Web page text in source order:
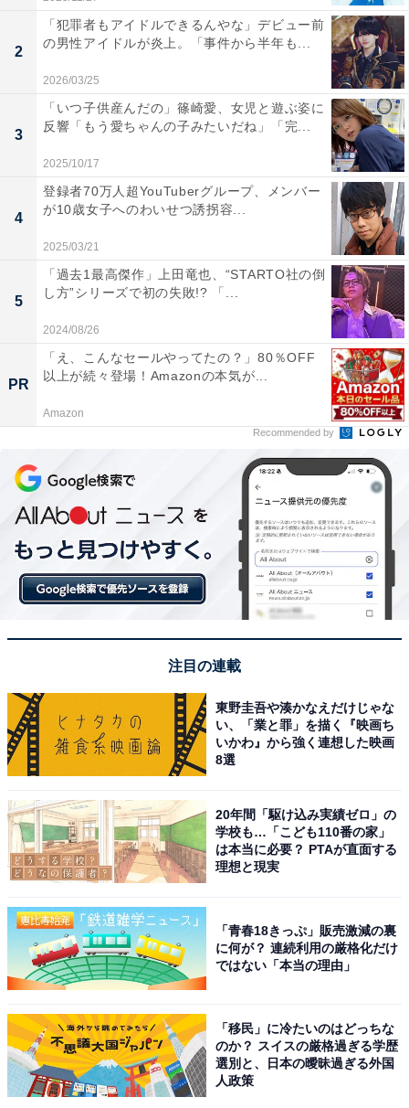
2
「犯罪者もアイドルできるんやな」デビュー前
の男性アイドルが炎上。「事件から半年も...
2026/03/25
3
「いつ子供産んだの」篠崎愛、女児と遊ぶ姿に
反響「もう愛ちゃんの子みたいだね」「完...
2025/10/17
4
登録者70万人超YouTuberグループ、メンバー
が10歳女子へのわいせつ誘拐容...
2025/03/21
5
「過去1最高傑作」上田竜也、“STARTO社の倒
し方”シリーズで初の失敗!? 「...
2024/08/26
PR
「え、こんなセールやってたの？」80％OFF
以上が続々登場！Amazonの本気が...
Amazon
Recommended by
注目の連載
東野圭吾や湊かなえだけじゃな
い、「業と罪」を描く『映画ち
いかわ』から強く連想した映画
8選
20年間「駆け込み実績ゼロ」の
学校も…「こども110番の家」
は本当に必要？ PTAが直面する
理想と現実
「青春18きっぷ」販売激減の裏
に何が？ 連続利用の厳格化だけ
ではない「本当の理由」
「移民」に冷たいのはどっちな
のか？ スイスの厳格過ぎる学歴
選別と、日本の曖昧過ぎる外国
人政策